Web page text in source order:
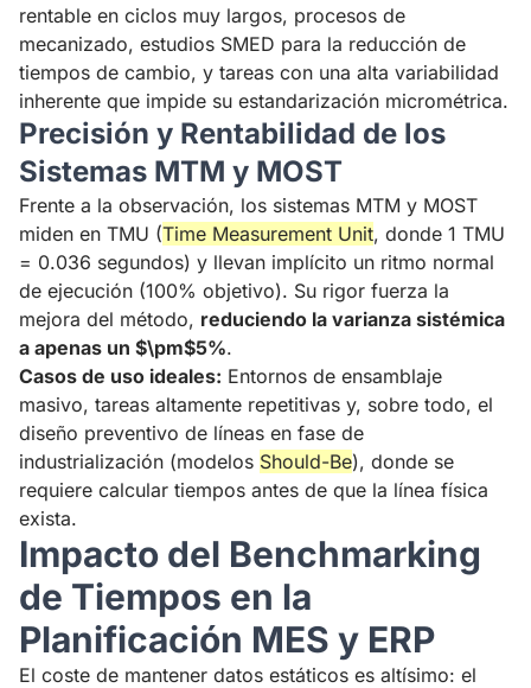
rentable en ciclos muy largos, procesos de
mecanizado, estudios SMED para la reducción de
tiempos de cambio, y tareas con una alta variabilidad
inherente que impide su estandarización micrométrica.
Precisión y Rentabilidad de los
Sistemas MTM y MOST
Frente a la observación, los sistemas MTM y MOST
miden en TMU (Time Measurement Unit, donde 1 TMU
= 0.036 segundos) y llevan implícito un ritmo normal
de ejecución (100% objetivo). Su rigor fuerza la
mejora del método, reduciendo la varianza sistémica
a apenas un $\pm$5%.
Casos de uso ideales: Entornos de ensamblaje
masivo, tareas altamente repetitivas y, sobre todo, el
diseño preventivo de líneas en fase de
industrialización (modelos Should-Be), donde se
requiere calcular tiempos antes de que la línea física
exista.
Impacto del Benchmarking
de Tiempos en la
Planificación MES y ERP
El coste de mantener datos estáticos es altísimo: el